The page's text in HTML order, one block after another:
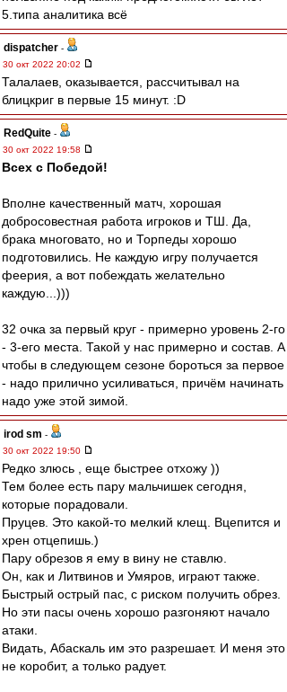
5.типа аналитика всё
dispatcher -
30 окт 2022 20:02
Талалаев, оказывается, рассчитывал на
блицкриг в первые 15 минут. :D
RedQuite -
30 окт 2022 19:58
Всех с Победой!
Вполне качественный матч, хорошая
добросовестная работа игроков и ТШ. Да,
брака многовато, но и Торпеды хорошо
подготовились. Не каждую игру получается
феерия, а вот побеждать желательно
каждую...)))
32 очка за первый круг - примерно уровень 2-го
- 3-его места. Такой у нас примерно и состав. А
чтобы в следующем сезоне бороться за первое
- надо прилично усиливаться, причём начинать
надо уже этой зимой.
irod sm -
30 окт 2022 19:50
Редко злюсь , еще быстрее отхожу ))
Тем более есть пару мальчишек сегодня,
которые порадовали.
Пруцев. Это какой-то мелкий клещ. Вцепится и
хрен отцепишь.)
Пару обрезов я ему в вину не ставлю.
Он, как и Литвинов и Умяров, играют также.
Быстрый острый пас, с риском получить обрез.
Но эти пасы очень хорошо разгоняют начало
атаки.
Видать, Абаскаль им это разрешает. И меня это
не коробит, а только радует.